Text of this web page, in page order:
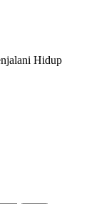
Hidup